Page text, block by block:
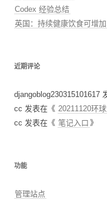
Codex 经验总结
英国：持续健康饮食可增
近期评论
djangoblog230315101617
cc 发表在《 20211120环
cc 发表在《 笔记入口 》
功能
管理站点